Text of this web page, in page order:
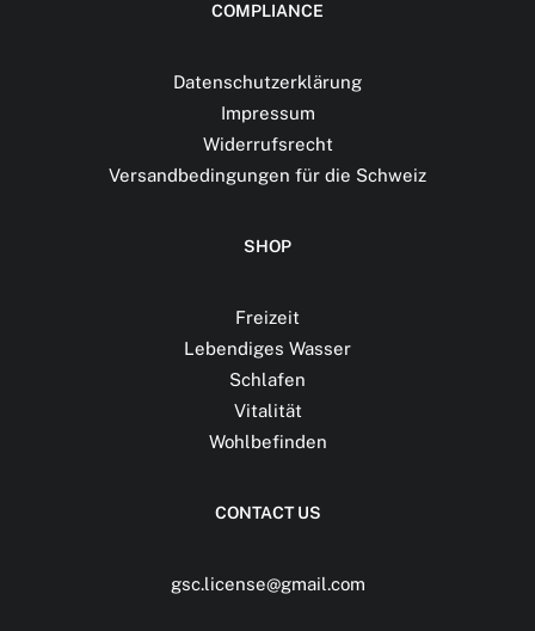
COMPLIANCE
Datenschutzerklärung
Impressum
Widerrufsrecht
Versandbedingungen für die Schweiz
SHOP
Freizeit
Lebendiges Wasser
Schlafen
Vitalität
Wohlbefinden
CONTACT US
gsc.license@gmail.com